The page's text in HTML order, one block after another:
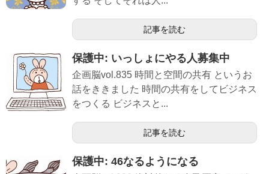
記事を読む
保護中: いっしょにやる人募集中
企画脳vol.835 時間と空間の共有 というお
話をききました 時間の共有をしてビジネス
をつくる ビジネスと...
記事を読む
保護中: 46なるようになる